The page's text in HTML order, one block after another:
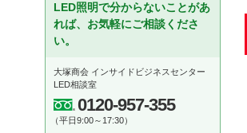
LED照明で分からないことがあ
れば、お気軽にご相談くださ
い。
大塚商会 インサイドビジネスセンター
LED相談室
0120-957-355
（平日9:00～17:30）